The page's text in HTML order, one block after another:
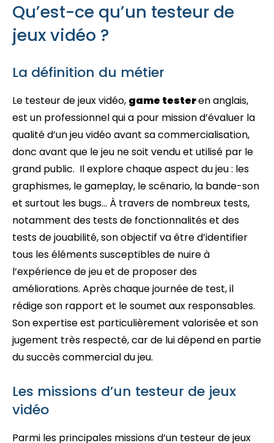
Qu’est-ce qu’un testeur de
jeux vidéo ?
La définition du métier
Le testeur de jeux vidéo, game testeren anglais,
est un professionnel qui a pour mission d’évaluer la
qualité d’un jeu vidéo avant sa commercialisation,
donc avant que le jeu ne soit vendu et utilisé par le
grand public. Il explore chaque aspect du jeu : les
graphismes, le gameplay, le scénario, la bande-son
et surtout les bugs… À travers de nombreux tests,
notamment des tests de fonctionnalités et des
tests de jouabilité, son objectif va être d’identifier
tous les éléments susceptibles de nuire à
l’expérience de jeu et de proposer des
améliorations. Après chaque journée de test, il
rédige son rapport et le soumet aux responsables.
Son expertise est particulièrement valorisée et son
jugement très respecté, car de lui dépend en partie
du succès commercial du jeu.
Les missions d’un testeur de jeux
vidéo
Parmi les principales missions d’un testeur de jeux